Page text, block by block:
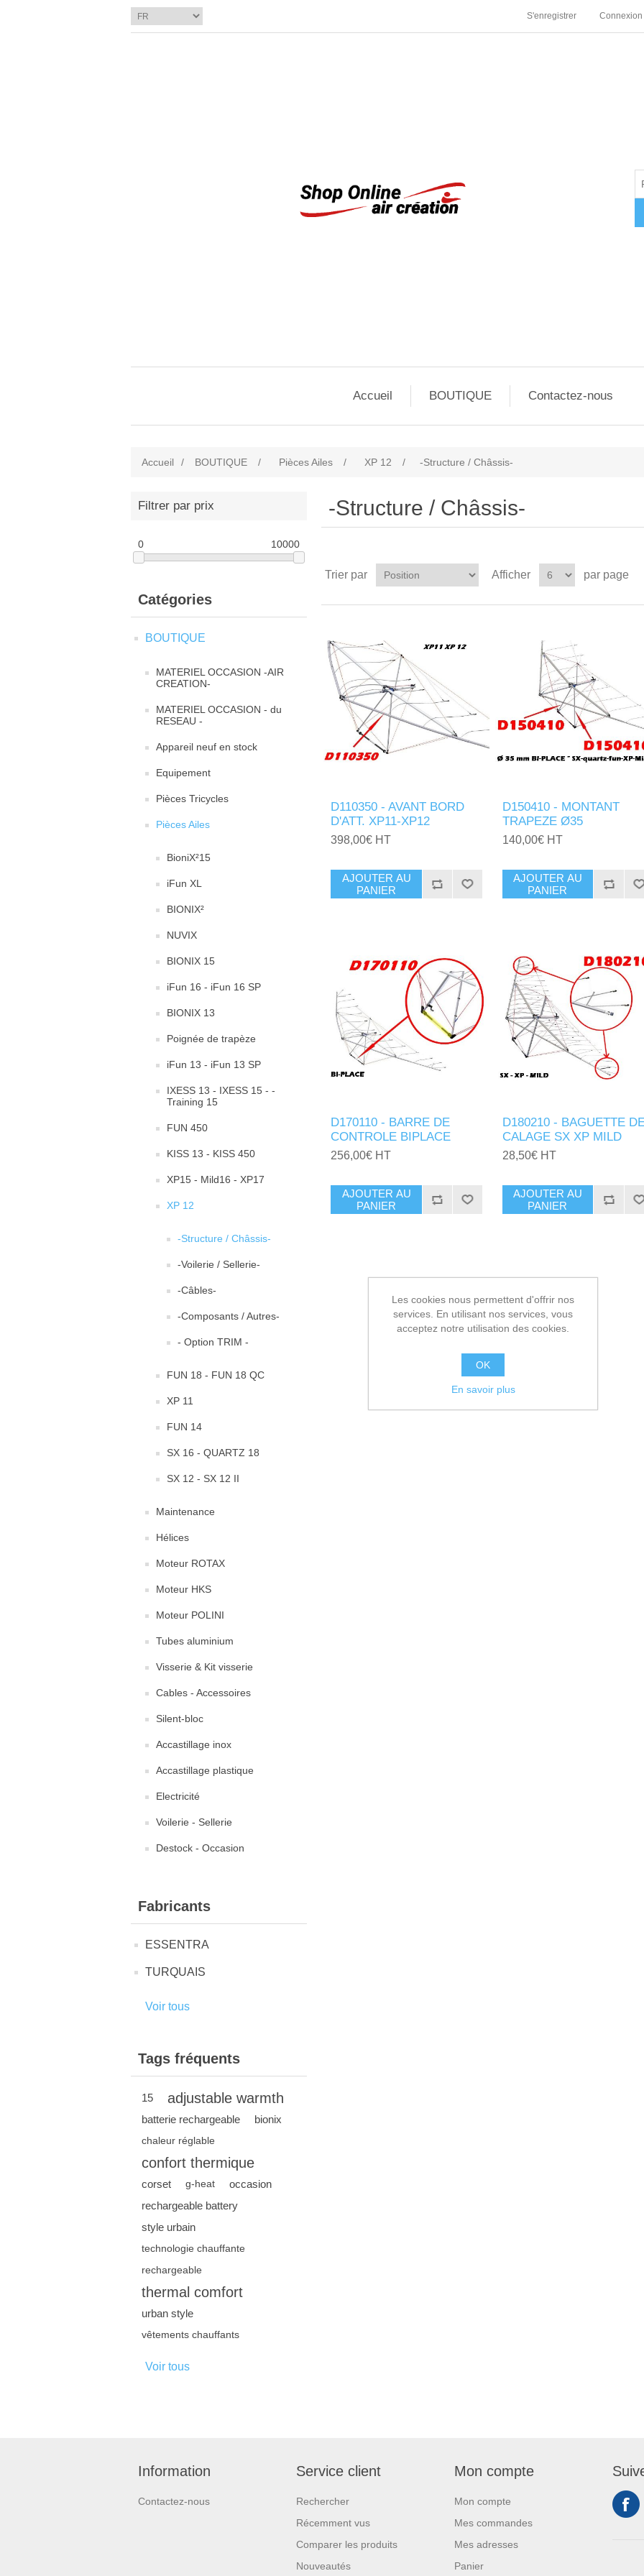
S'enregistrer Connexion
Accueil BOUTIQUE Contactez-nous
Accueil / BOUTIQUE / Pièces Ailes / XP 12 / -Structure / Châssis-
Filtrer par prix
0 10000
Catégories
BOUTIQUE
MATERIEL OCCASION -AIR
CREATION-
MATERIEL OCCASION - du
RESEAU -
Appareil neuf en stock
Equipement
Pièces Tricycles
Pièces Ailes
BioniX²15
iFun XL
BIONIX²
NUVIX
BIONIX 15
iFun 16 - iFun 16 SP
BIONIX 13
Poignée de trapèze
iFun 13 - iFun 13 SP
IXESS 13 - IXESS 15 - -
Training 15
FUN 450
KISS 13 - KISS 450
XP15 - Mild16 - XP17
XP 12
-Structure / Châssis-
-Voilerie / Sellerie-
-Câbles-
-Composants / Autres-
- Option TRIM -
FUN 18 - FUN 18 QC
XP 11
FUN 14
SX 16 - QUARTZ 18
SX 12 - SX 12 II
Maintenance
Hélices
Moteur ROTAX
Moteur HKS
Moteur POLINI
Tubes aluminium
Visserie & Kit visserie
Cables - Accessoires
Silent-bloc
Accastillage inox
Accastillage plastique
Electricité
Voilerie - Sellerie
Destock - Occasion
Fabricants
ESSENTRA
TURQUAIS
Voir tous
Tags fréquents
15 adjustable warmth
batterie rechargeable bionix
chaleur réglable
confort thermique
corset g-heat
occasion
rechargeable battery
style urbain
technologie chauffante
rechargeable
thermal comfort
urban style
vêtements chauffants
Voir tous
-Structure / Châssis-
Trier par Afficher par page
D110350 - AVANT BORD
D'ATT. XP11-XP12
398,00€ HT
AJOUTER AU
PANIER
D150410 - MONTANT
TRAPEZE Ø35
140,00€ HT
AJOUTER AU
PANIER
D170110 - BARRE DE
CONTROLE BIPLACE
256,00€ HT
AJOUTER AU
PANIER
D180210 - BAGUETTE
CALAGE SX XP MILD
28,50€ HT
AJOUTER AU
PANIER
Information
Contactez-nous
Service client
Rechercher
Récemment vus
Comparer les produits
Nouveautés
Mon compte
Mon compte
Mes commandes
Mes adresses
Panier
Les cookies nous permettent d'offrir nos
services. En utilisant nos services, vous
acceptez notre utilisation des cookies.
OK
En savoir plus